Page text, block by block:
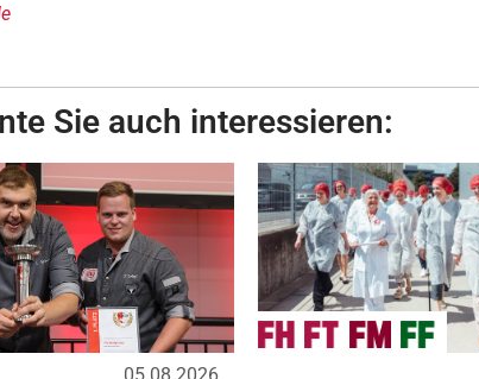
Sie auch interessieren: